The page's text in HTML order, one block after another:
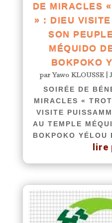
DE MIRACLES
» : DIEU
SON
MÉQUIDO
BOKPOKO
parYawo KLOUSSE|
SOIRÉE DE
MIRACLES «
VISITE
AU TEMPLE
BOKPOKO
lire